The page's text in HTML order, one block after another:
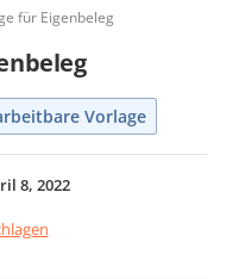
für Eigenbeleg
Vorlage
8, 2022